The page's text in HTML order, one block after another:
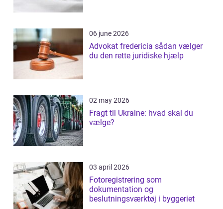
06 june 2026
Advokat fredericia sådan vælger
du den rette juridiske hjælp
02 may 2026
Fragt til Ukraine: hvad skal du
vælge?
03 april 2026
Fotoregistrering som
dokumentation og
beslutningsværktøj i byggeriet